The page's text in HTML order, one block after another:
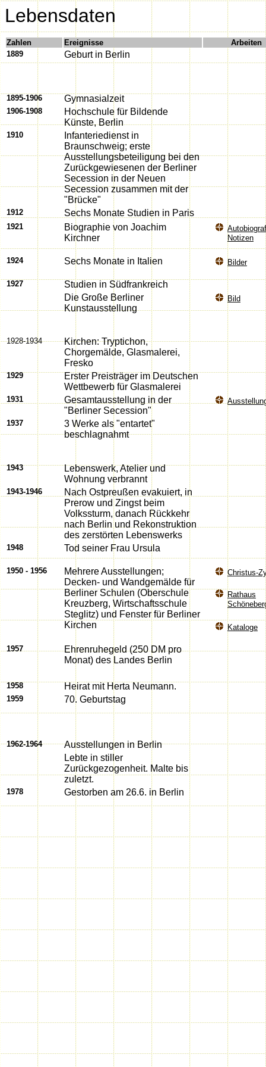
Lebensdaten
Zahlen Ereignisse
Arbeiten
1889
Geburt in Berlin
1895-1906 Gymnasialzeit
1906-1908
Hochschule für Bildende
Künste, Berlin
1910
Infanteriedienst in
Braunschweig; erste
Ausstellungsbeteiligung bei den
Zurückgewiesenen der Berliner
Secession in der Neuen
Secession zusammen mit der
"Brücke"
1912 Sechs Monate Studien in Paris
1921
Biographie von Joachim
Kirchner
Notizen
1924 Sechs Monate in Italien Bilder
1927
Studien in Südfrankreich
Die Große Berliner
Kunstausstellung
Bild
1928-1934
Kirchen: Tryptichon,
Chorgemälde, Glasmalerei,
Fresko
1929
Erster Preisträger im Deutschen
Wettbewerb für Glasmalerei
1931
Gesamtausstellung in der
"Berliner Secession"
1937
3 Werke als "entartet"
beschlagnahmt
1943
Lebenswerk, Atelier und
Wohnung verbrannt
1943-1946
Nach Ostpreußen evakuiert, in
Prerow und Zingst beim
Volkssturm, danach Rückkehr
nach Berlin und Rekonstruktion
des zerstörten Lebenswerks
1948 Tod seiner Frau Ursula
1950 - 1956
Mehrere Ausstellungen;
Decken- und Wandgemälde für
Berliner Schulen (Oberschule
Kreuzberg, Wirtschaftsschule
Steglitz) und Fenster für Berliner
Kirchen
Christus-
Rathaus
Kataloge
1957
Ehrenruhegeld (250 DM pro
Monat) des Landes Berlin
1958 Heirat mit Herta Neumann.
1959 70. Geburtstag
1962-1964
Ausstellungen in Berlin
Lebte in stiller
Zurückgezogenheit. Malte bis
zuletzt.
1978 Gestorben am 26.6. in Berlin